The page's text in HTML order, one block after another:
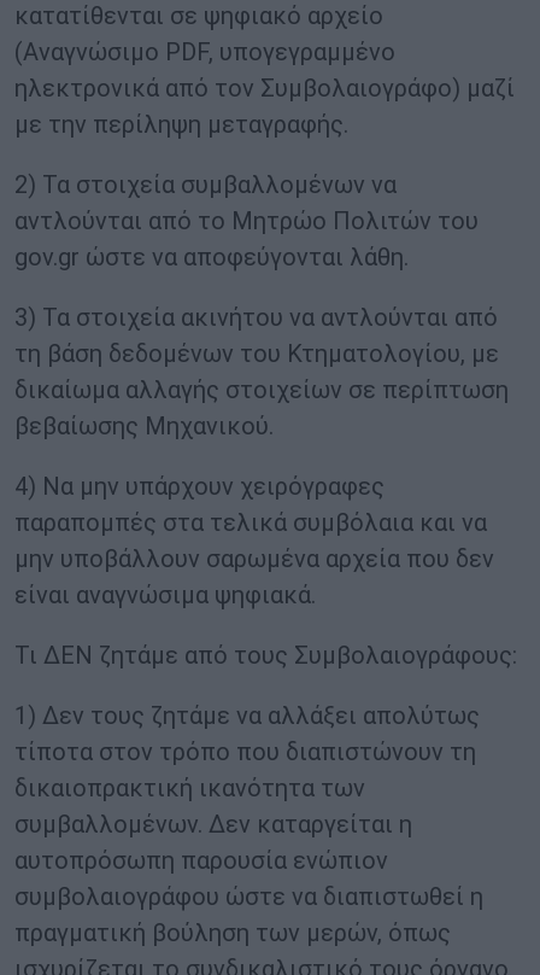
κατατίθενται σε ψηφιακό αρχείο
(Αναγνώσιμο PDF, υπογεγραμμένο
ηλεκτρονικά από τον Συμβολαιογράφο) μαζί
με την περίληψη μεταγραφής.
2) Τα στοιχεία συμβαλλομένων να
αντλούνται από το Μητρώο Πολιτών του
gov.gr ώστε να αποφεύγονται λάθη.
3) Τα στοιχεία ακινήτου να αντλούνται από
τη βάση δεδομένων του Κτηματολογίου, με
δικαίωμα αλλαγής στοιχείων σε περίπτωση
βεβαίωσης Μηχανικού.
4) Να μην υπάρχουν χειρόγραφες
παραπομπές στα τελικά συμβόλαια και να
μην υποβάλλουν σαρωμένα αρχεία που δεν
είναι αναγνώσιμα ψηφιακά.
Τι ΔΕΝ ζητάμε από τους Συμβολαιογράφους:
1) Δεν τους ζητάμε να αλλάξει απολύτως
τίποτα στον τρόπο που διαπιστώνουν τη
δικαιοπρακτική ικανότητα των
συμβαλλομένων. Δεν καταργείται η
αυτοπρόσωπη παρουσία ενώπιον
συμβολαιογράφου ώστε να διαπιστωθεί η
πραγματική βούληση των μερών, όπως